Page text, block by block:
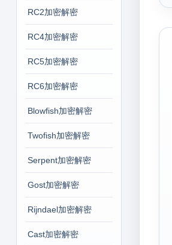
RC2加密解密
RC4加密解密
RC5加密解密
RC6加密解密
Blowfish加密解密
Twofish加密解密
Serpent加密解密
Gost加密解密
Rijndael加密解密
Cast加密解密